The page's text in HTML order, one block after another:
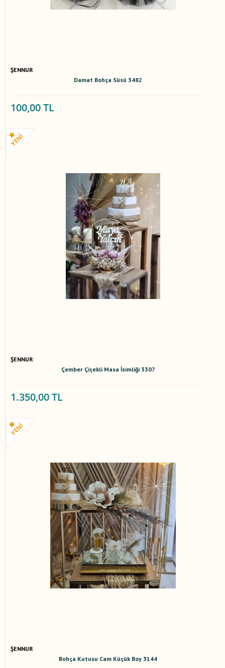
ŞENNUR
Damat Bohça Süsü 3482
100,00 TL
ŞENNUR
Çember Çiçekli Masa İsimliği 3307
1.350,00 TL
ŞENNUR
Bohça Kutusu Cam Küçük Boy 3144